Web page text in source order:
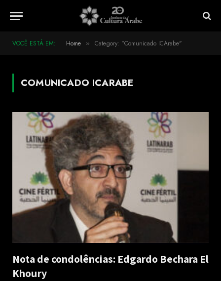
VOCÊ ESTÁ EM: Home » Category: "Comunicado ICArabe"
COMUNICADO ICARABE
Nota de condolências: Edgardo Bechara El
Khoury